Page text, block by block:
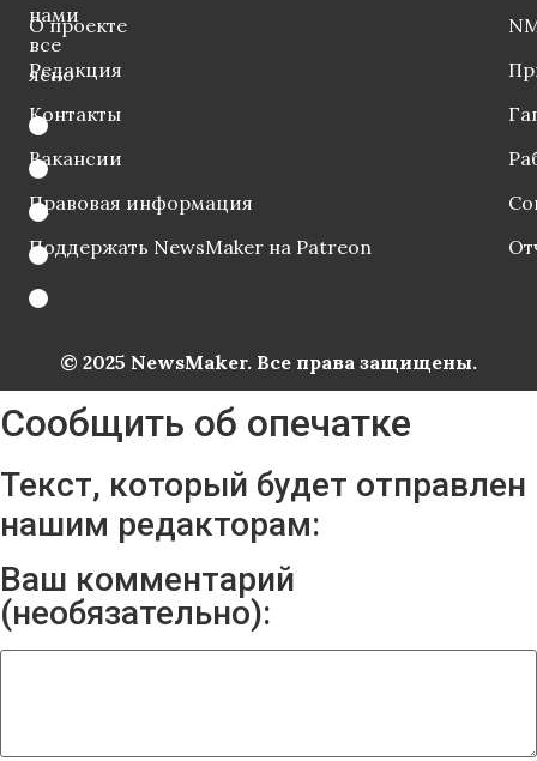
нами
все
ясно
О проекте
Редакция
Контакты
Вакансии
Правовая информация
Поддержать NewsMaker на Patreon
© 2025 NewsMaker. Все права защищены.
Сообщить об опечатке
Текст, который будет отправлен
нашим редакторам:
Ваш комментарий
(необязательно):